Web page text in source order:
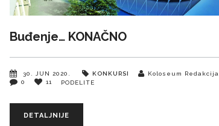
Buđenje… KONAČNO
30. JUN 2020. KONKURSI
Koloseum Redakcija
0
11 PODELITE
DETALJNIJE